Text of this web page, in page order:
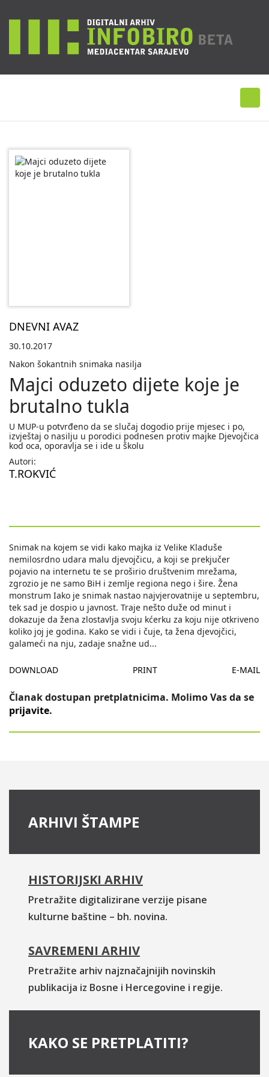
DNEVNI AVAZ
30.10.2017
Nakon šokantnih snimaka nasilja
Majci oduzeto dijete koje je
brutalno tukla
U MUP-u potvrđeno da se slučaj dogodio prije mjesec i po,
izvještaj o nasilju u porodici podnesen protiv majke Djevojčica
kod oca, oporavlja se i ide u školu
Autori:
T.ROKVIĆ
Snimak na kojem se vidi kako majka iz Velike Kladuše
nemilosrdno udara malu djevojčicu, a koji se prekjučer
pojavio na internetu te se proširio društvenim mrežama,
zgrozio je ne samo BiH i zemlje regiona nego i šire. Žena
monstrum Iako je snimak nastao najvjerovatnije u septembru,
tek sad je dospio u javnost. Traje nešto duže od minut i
dokazuje da žena zlostavlja svoju kćerku za koju nije otkriveno
koliko joj je godina. Kako se vidi i čuje, ta žena djevojčici,
galameći na nju, zadaje snažne ud...
DOWNLOAD PRINT E-MAIL
Članak dostupan pretplatnicima. Molimo Vas da se
prijavite.
ARHIVI ŠTAMPE
HISTORIJSKI ARHIV
Pretražite digitalizirane verzije pisane
kulturne baštine – bh. novina.
SAVREMENI ARHIV
Pretražite arhiv najznačajnijih novinskih
publikacija iz Bosne i Hercegovine i regije.
KAKO SE PRETPLATITI?